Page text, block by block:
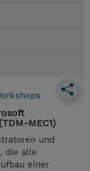
MEC1)
und
die alle
einer